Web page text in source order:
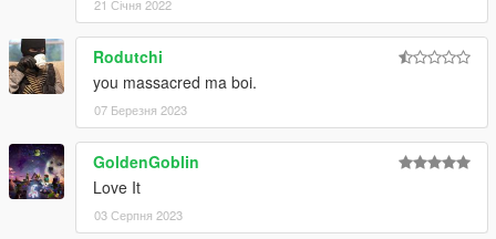
21 Січня 2022
Rodutchi
you massacred ma boi.
07 Березня 2023
GoldenGoblin
Love It
03 Серпня 2023